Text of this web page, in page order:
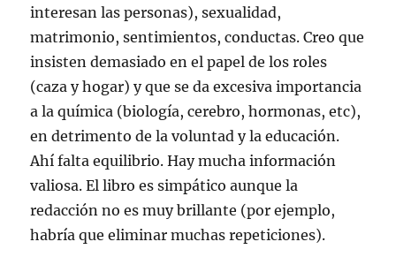
interesan las personas), sexualidad,
matrimonio, sentimientos, conductas. Creo que
insisten demasiado en el papel de los roles
(caza y hogar) y que se da excesiva importancia
a la química (biología, cerebro, hormonas, etc),
en detrimento de la voluntad y la educación.
Ahí falta equilibrio. Hay mucha información
valiosa. El libro es simpático aunque la
redacción no es muy brillante (por ejemplo,
habría que eliminar muchas repeticiones).